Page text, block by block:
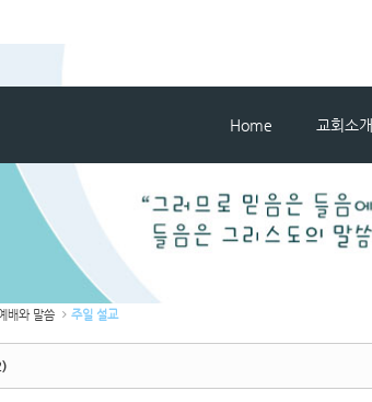
Home 교회소개
배와 말씀 주일 설교